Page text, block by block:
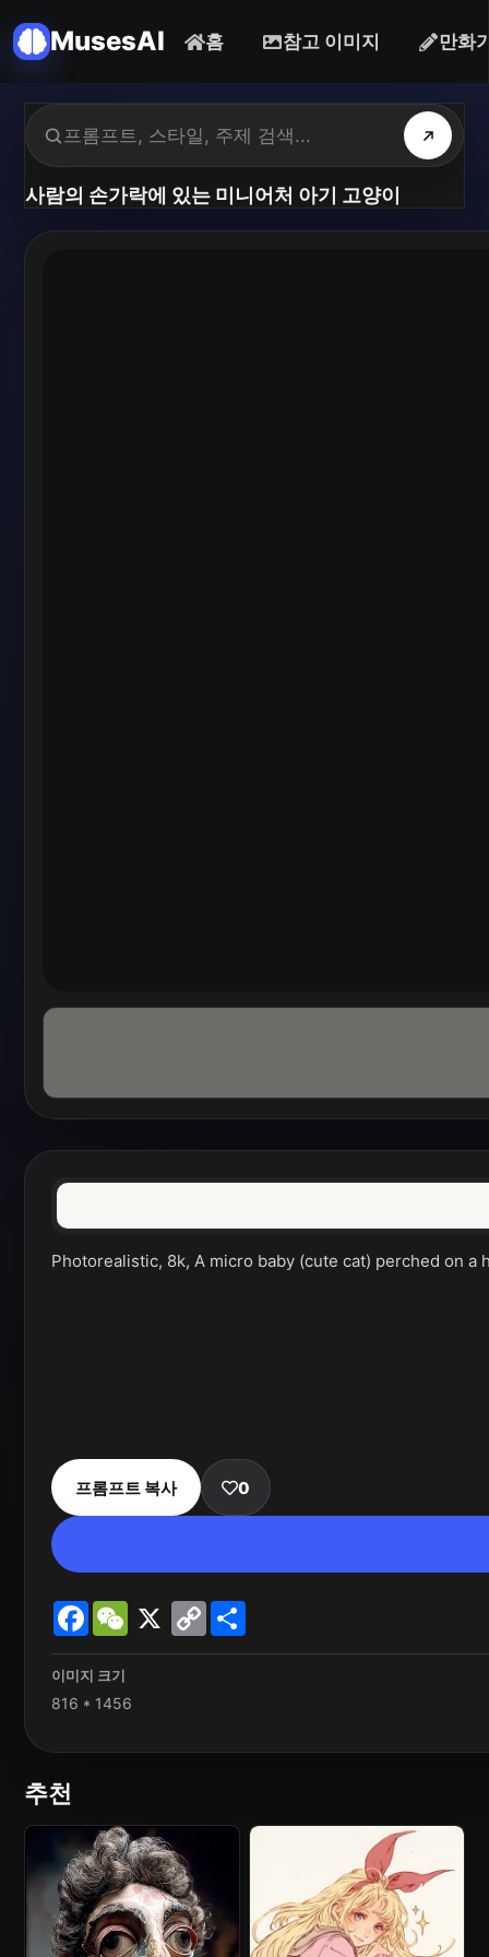
MusesAI 홈 참고 이미지 만화
사람의 손가락에 있는 미니어처 아기 고양이
Photorealistic, 8k, A micro baby (cute cat) perched on a
프롬프트 복사 0
FacebookWeChat
X
Copy
Link
이미지 크기
816 * 1456
추천